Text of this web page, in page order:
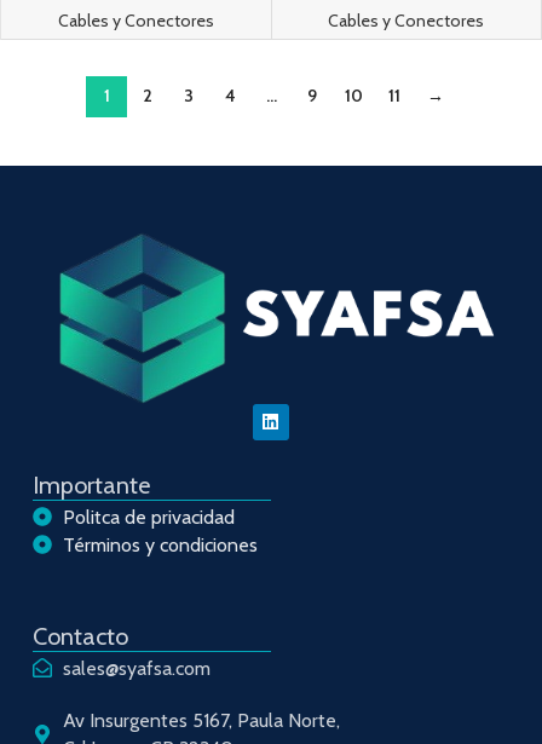
pares
Cables y Conectores
pares
Cables y Conectores
1 2 3 4 … 9 10 11 →
Importante
Politca de privacidad
Términos y condiciones
Contacto
sales@syafsa.com
Av Insurgentes 5167, Paula Norte,